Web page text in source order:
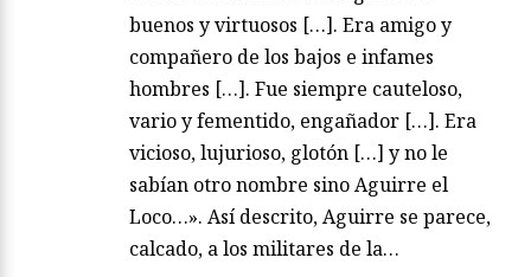
buenos y virtuosos […]. Era amigo y
compañero de los bajos e infames
hombres […]. Fue siempre cauteloso,
vario y fementido, engañador […]. Era
vicioso, lujurioso, glotón […] y no le
sabían otro nombre sino Aguirre el
Loco…». Así descrito, Aguirre se parece,
calcado, a los militares de la…